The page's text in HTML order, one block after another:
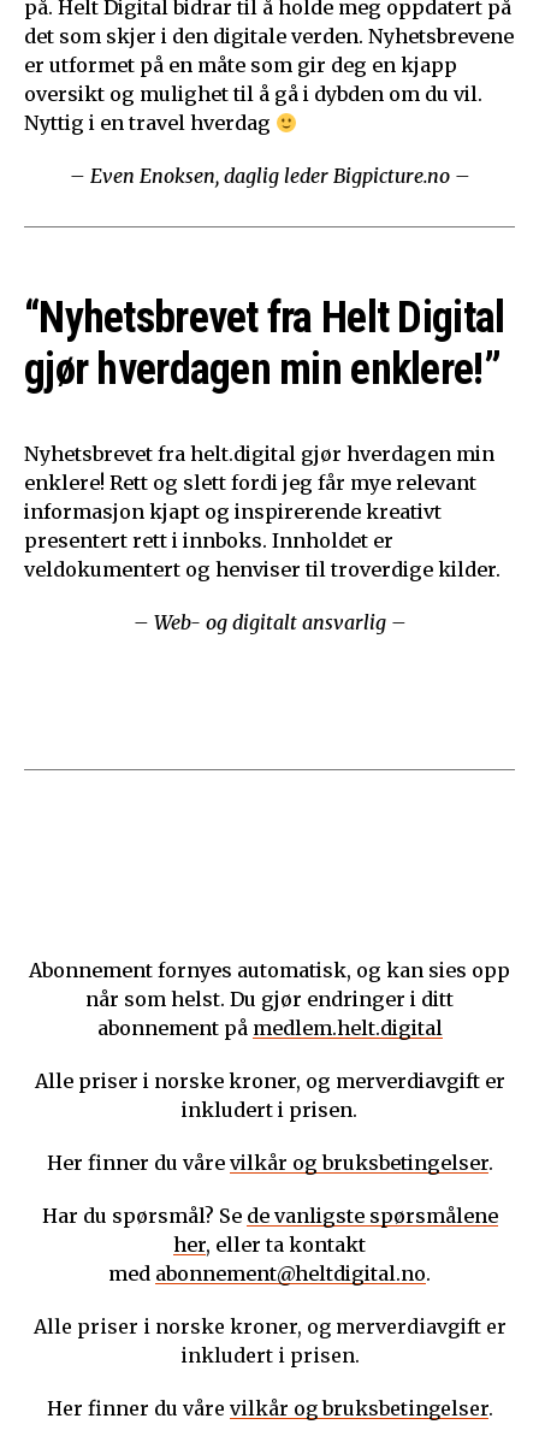
på. Helt Digital bidrar til å holde meg oppdatert på
det som skjer i den digitale verden. Nyhetsbrevene
er utformet på en måte som gir deg en kjapp
oversikt og mulighet til å gå i dybden om du vil.
Nyttig i en travel hverdag
– Even Enoksen, daglig leder Bigpicture.no –
“Nyhetsbrevet fra Helt Digital
gjør hverdagen min enklere!”
Nyhetsbrevet fra helt.digital gjør hverdagen min
enklere! Rett og slett fordi jeg får mye relevant
informasjon kjapt og inspirerende kreativt
presentert rett i innboks. Innholdet er
veldokumentert og henviser til troverdige kilder.
– Web- og digitalt ansvarlig –
Abonnement fornyes automatisk, og kan sies opp
når som helst. Du gjør endringer i ditt
abonnement på medlem.helt.digital
Alle priser i norske kroner, og merverdiavgift er
inkludert i prisen.
Her finner du våre vilkår og bruksbetingelser.
Har du spørsmål? Se de vanligste spørsmålene
her, eller ta kontakt
med abonnement@heltdigital.no.
Alle priser i norske kroner, og merverdiavgift er
inkludert i prisen.
Her finner du våre vilkår og bruksbetingelser.